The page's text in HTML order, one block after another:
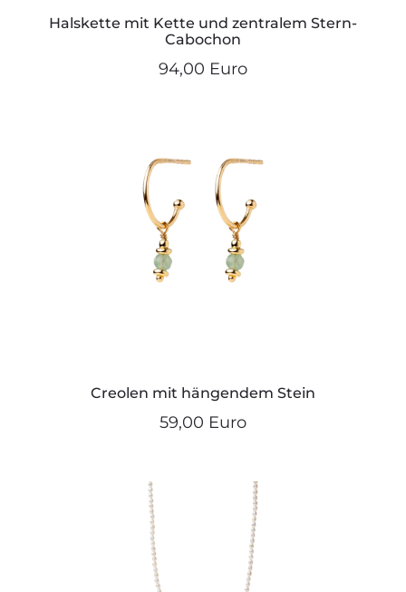
Halskette mit Kette und zentralem Stern-
Cabochon
94,00 Euro
Creolen mit hängendem Stein
59,00 Euro